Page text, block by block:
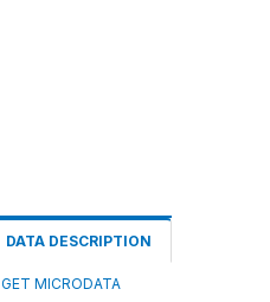
DATA DESCRIPTION
GET MICRODATA